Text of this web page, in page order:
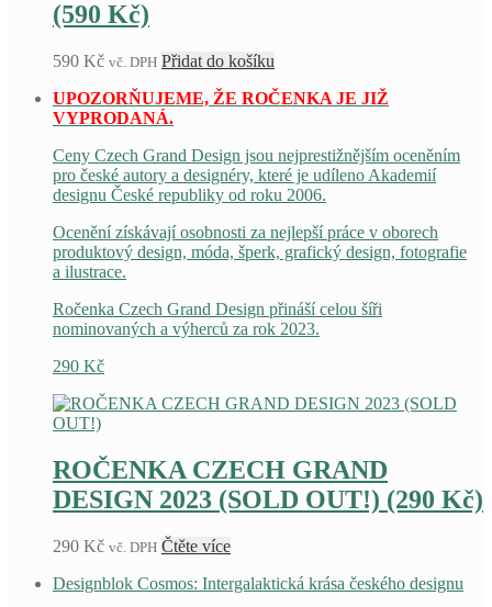
(590 Kč)
590 Kč vč. DPH Přidat do košíku
UPOZORŇUJEME, ŽE ROČENKA JE JIŽ
VYPRODANÁ.
Ceny Czech Grand Design jsou nejprestižnějším oceněním
pro české autory a designéry, které je udíleno Akademií
designu České republiky od roku 2006.
Ocenění získávají osobnosti za nejlepší práce v oborech
produktový design, móda, šperk, grafický design, fotografie
a ilustrace.
Ročenka Czech Grand Design přináší celou šíři
nominovaných a výherců za rok 2023.
290 Kč
ROČENKA CZECH GRAND
DESIGN 2023 (SOLD OUT!) (290 Kč)
290 Kč vč. DPH Čtěte více
Designblok Cosmos: Intergalaktická krása českého designu